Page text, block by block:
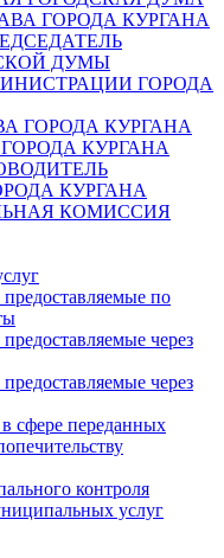
ГОРОДА КУРГАНА
ДУМЫ
ГОРОДА
ГОРОДА КУРГАНА
КУРГАНА
КУРГАНА
КОМИССИЯ
по
через
через
сфере переданных
контроля
услуг